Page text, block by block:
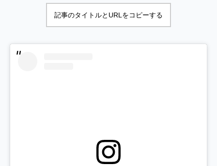
記事のタイトルとURLをコピーする